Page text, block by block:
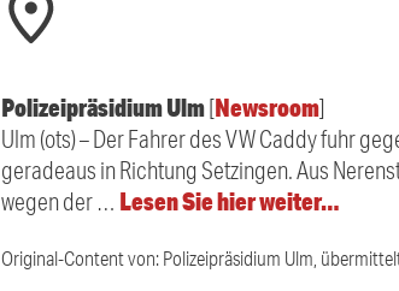
Polizeipräsidium Ulm[Newsroom]
Ulm (ots) – Der Fahrer des VW Caddy fuhr
geradeaus in Richtung Setzingen. Aus
wegen der … Lesen Sie hier weiter…
Original-Content von: Polizeipräsidium Ulm,